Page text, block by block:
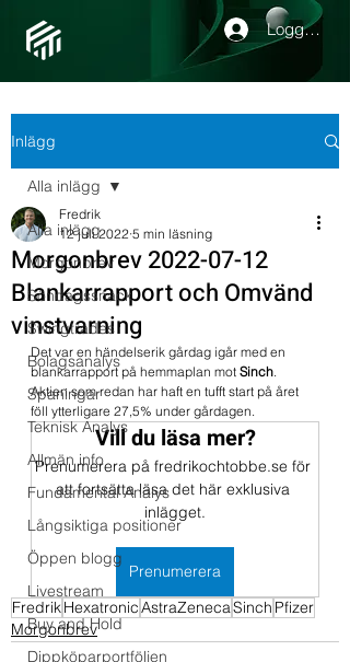
Logga in
Inlägg
Alla inlägg
Morgonbrev
Söndagssnack
Swingtrades
Bolagsanalys
Spaningar
Teknisk Analys
Allmän info
Fundamental Analys
Långsiktiga positioner
Öppen blogg
Livestream
Buy and Hold
Dippköparportföljen
Alla inlägg
Morgonbrev 2022-07-12
Blankarrapport och Omvänd
vinstvarning
Fredrik
12 juli 2022 5 min läsning
Det var en händelserik gårdag igår med en
blankarrapport på hemmaplan mot Sinch.
Aktien som redan har haft en tufft start på året
föll ytterligare 27,5% under gårdagen.
Vill du läsa mer?
Prenumerera på fredrikochtobbe.se för
att fortsätta läsa det här exklusiva
inlägget.
Prenumerera
FredrikHexatronicAstraZenecaSinch Pfizer
Morgonbrev